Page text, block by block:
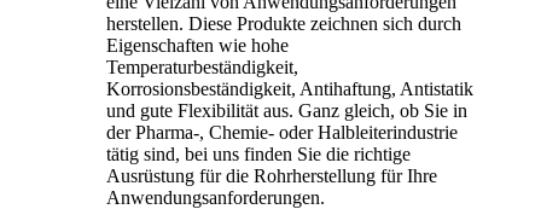
herstellen. Diese Produkte zeichnen sich durch
Eigenschaften wie hohe
Temperaturbeständigkeit,
Korrosionsbeständigkeit, Antihaftung, Antistatik
und gute Flexibilität aus. Ganz gleich, ob Sie in
der Pharma-, Chemie- oder Halbleiterindustrie
tätig sind, bei uns finden Sie die richtige
Ausrüstung für die Rohrherstellung für Ihre
Anwendungsanforderungen.